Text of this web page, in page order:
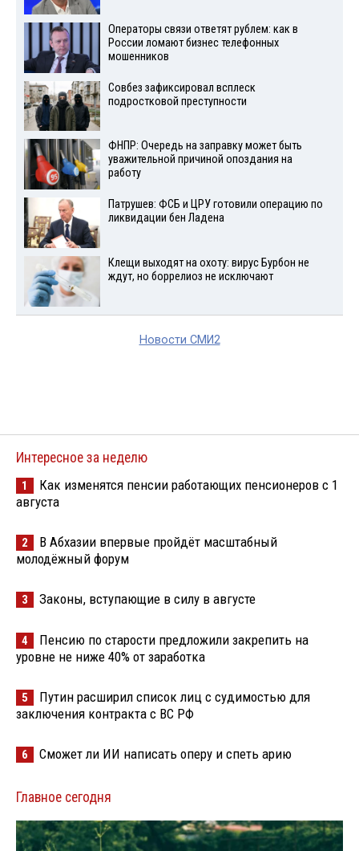
Операторы связи ответят рублем: как в
России ломают бизнес телефонных
мошенников
Совбез зафиксировал всплеск
подростковой преступности
ФНПР: Очередь на заправку может быть
уважительной причиной опоздания на
работу
Патрушев: ФСБ и ЦРУ готовили операцию по
ликвидации бен Ладена
Клещи выходят на охоту: вирус Бурбон не
ждут, но боррелиоз не исключают
Новости СМИ2
Интересное за неделю
1
Как изменятся пенсии работающих пенсионеров с 1
августа
2
В Абхазии впервые пройдёт масштабный
молодёжный форум
3 Законы, вступающие в силу в августе
4
Пенсию по старости предложили закрепить на
уровне не ниже 40% от заработка
5
Путин расширил список лиц с судимостью для
заключения контракта с ВС РФ
6 Сможет ли ИИ написать оперу и спеть арию
Главное сегодня